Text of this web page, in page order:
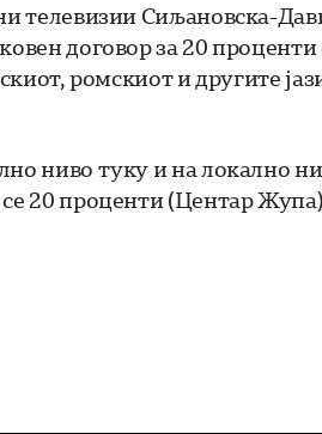
телевизии Сиљановска-
договор за 20 проценти
ромскиот и другите
ниво туку и на локално
20 проценти (Центар